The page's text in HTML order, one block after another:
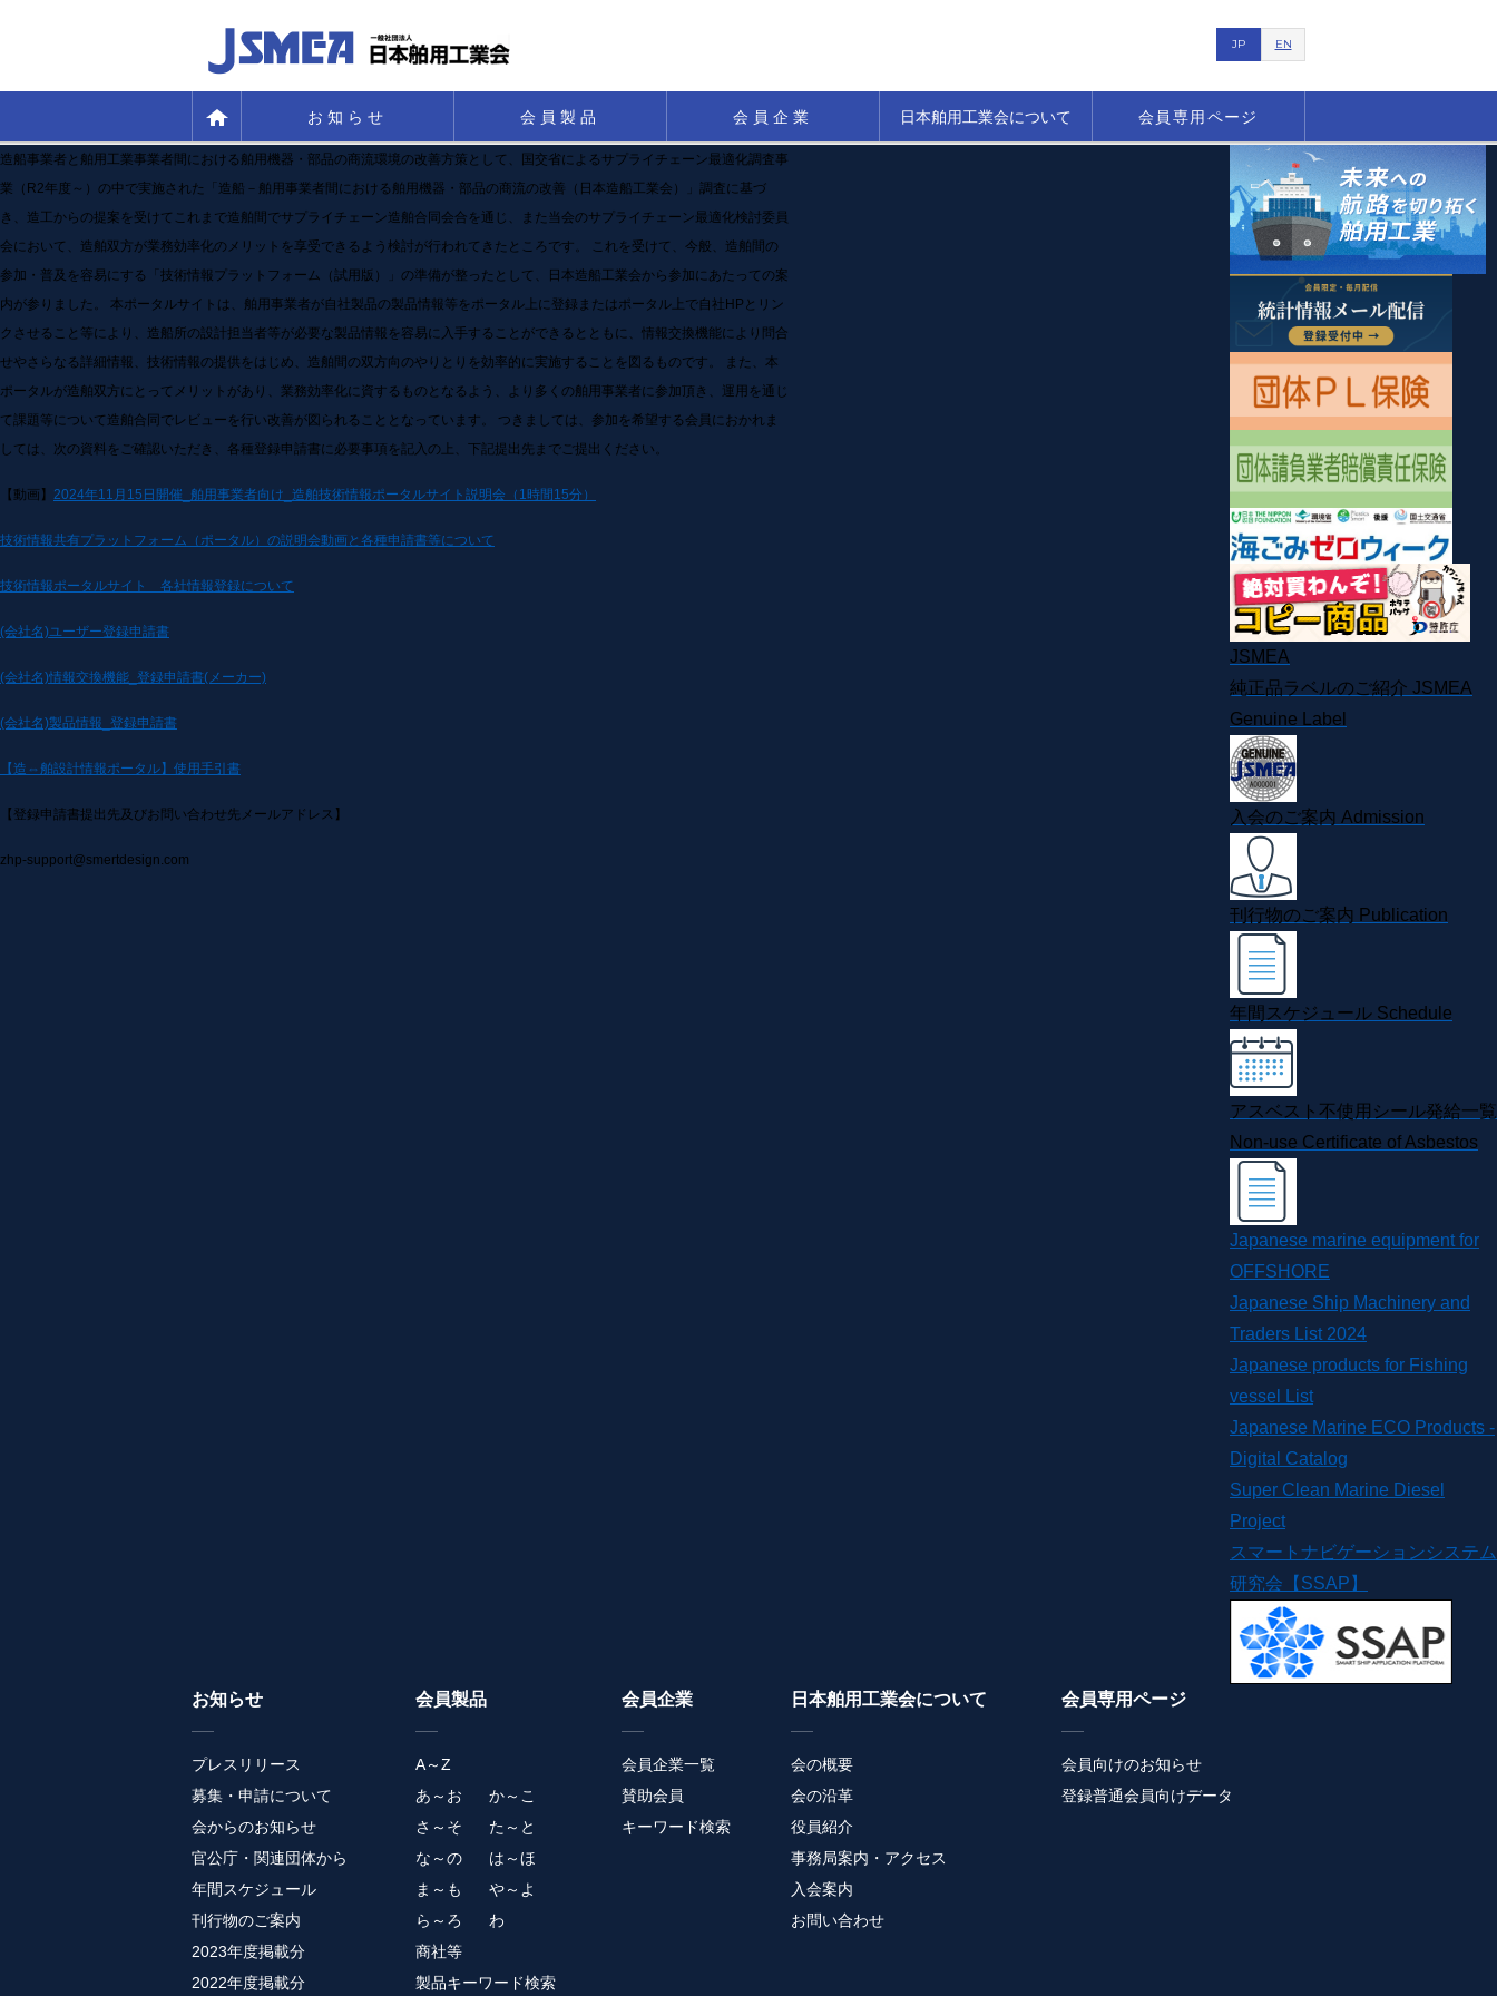
JP EN
お知らせ 会員製品 会員企業 日本舶用工業会について 会員専用ページ
造船事業者と舶用工業事業者間における舶用機器・部品の商流環境の改善方策として、国交省によるサプライチェーン最適化調査事
業（R2年度～）の中で実施された「造船－舶用事業者間における舶用機器・部品の商流の改善（日本造船工業会）」調査に基づ
き、造工からの提案を受けてこれまで造舶間でサプライチェーン造舶合同会合を通じ、また当会のサプライチェーン最適化検討委員
会において、造舶双方が業務効率化のメリットを享受できるよう検討が行われてきたところです。 これを受けて、今般、造舶間の
参加・普及を容易にする「技術情報プラットフォーム（試用版）」の準備が整ったとして、日本造船工業会から参加にあたっての案
内が参りました。 本ポータルサイトは、舶用事業者が自社製品の製品情報等をポータル上に登録またはポータル上で自社HPとリン
クさせること等により、造船所の設計担当者等が必要な製品情報を容易に入手することができるとともに、情報交換機能により問合
せやさらなる詳細情報、技術情報の提供をはじめ、造舶間の双方向のやりとりを効率的に実施することを図るものです。 また、本
ポータルが造舶双方にとってメリットがあり、業務効率化に資するものとなるよう、より多くの舶用事業者に参加頂き、運用を通じ
て課題等について造舶合同でレビューを行い改善が図られることとなっています。 つきましては、参加を希望する会員におかれま
しては、次の資料をご確認いただき、各種登録申請書に必要事項を記入の上、下記提出先までご提出ください。
【動画】 2024年11月15日開催_舶用事業者向け_造舶技術情報ポータルサイト説明会（1時間15分）
技術情報共有プラットフォーム（ポータル）の説明会動画と各種申請書等について
技術情報ポータルサイト 各社情報登録について
(会社名)ユーザー登録申請書
(会社名)情報交換機能_登録申請書(メーカー)
(会社名)製品情報_登録申請書
【造⇔舶設計情報ポータル】使用手引書
【登録申請書提出先及びお問い合わせ先メールアドレス】
zhp-support@smertdesign.com
JSMEA
純正品ラベルのご紹介 JSMEA
Genuine Label
入会のご案内 Admission
刊行物のご案内 Publication
年間スケジュール Schedule
アスベスト不使用シール発給一覧
Non-use Certificate of Asbestos
Japanese marine equipment for
OFFSHORE
Japanese Ship Machinery and
Traders List 2024
Japanese products for Fishing
vessel List
Japanese Marine ECO Products -
Digital Catalog
Super Clean Marine Diesel
Project
スマートナビゲーションシステム
研究会【SSAP】
お知らせ
プレスリリース
募集・申請について
会からのお知らせ
官公庁・関連団体から
年間スケジュール
刊行物のご案内
2023年度掲載分
2022年度掲載分
会員製品
A～Z
あ～お
か～こ
さ～そ
た～と
な～の
は～ほ
ま～も
や～よ
ら～ろ
わ
商社等
製品キーワード検索
会員企業
会員企業一覧
賛助会員
キーワード検索
日本舶用工業会について
会の概要
会の沿革
役員紹介
事務局案内・アクセス
入会案内
お問い合わせ
会員専用ページ
会員向けのお知らせ
登録普通会員向けデータ